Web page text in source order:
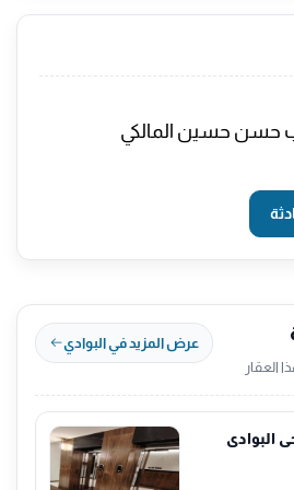
حسن حسين المالكي
العقار
عرض المزيد في البوادي
البوادي